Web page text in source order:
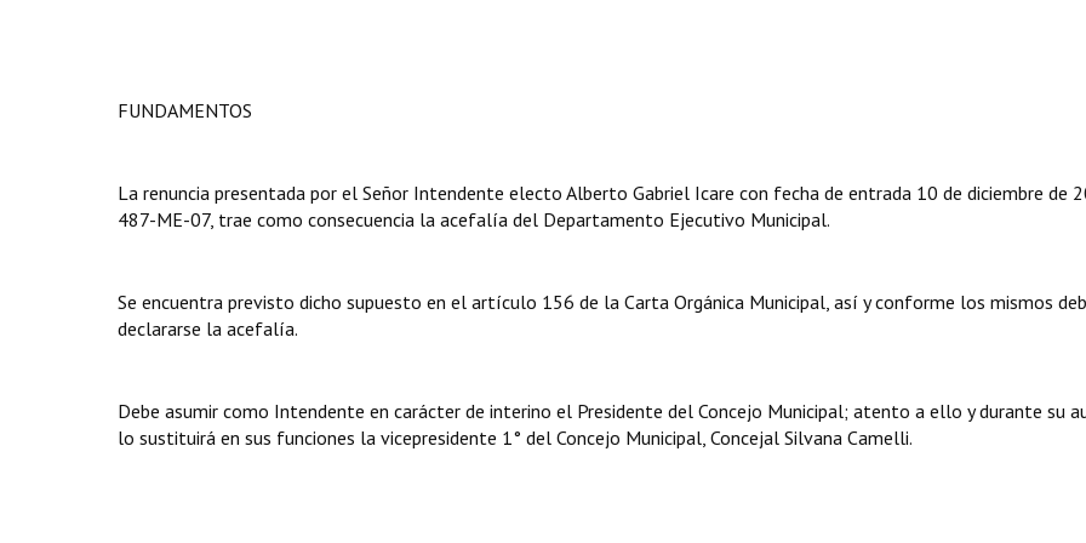
FUNDAMENTOS
La renuncia presentada por el Señor Intendente electo Alberto Gabriel Icare con fecha de entrada 10 de diciembre de
487-ME-07, trae como consecuencia la acefalía del Departamento Ejecutivo Municipal.
Se encuentra previsto dicho supuesto en el artículo 156 de la Carta Orgánica Municipal, así y conforme los mismos
declararse la acefalía.
Debe asumir como Intendente en carácter de interino el Presidente del Concejo Municipal; atento a ello y durante su
lo sustituirá en sus funciones la vicepresidente 1° del Concejo Municipal, Concejal Silvana Camelli.